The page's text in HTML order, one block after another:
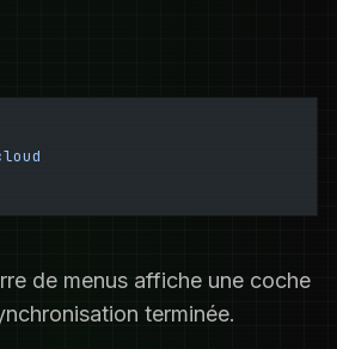
de menus affiche une coche
terminée.